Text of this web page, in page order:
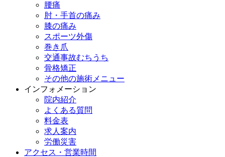
腰痛
肘・手首の痛み
膝の痛み
スポーツ外傷
巻き爪
交通事故むちうち
骨格矯正
その他の施術メニュー
インフォメーション
院内紹介
よくある質問
料金表
求人案内
労働災害
アクセス・営業時間